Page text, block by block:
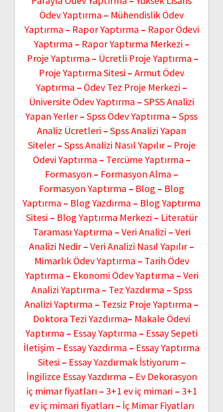
Ödev Yaptırma – Mühendislik Ödev
Yaptırma – Rapor Yaptırma – Rapor Ödevi
Yaptırma – Rapor Yaptırma Merkezi –
Proje Yaptırma – Ücretli Proje Yaptırma –
Proje Yaptırma Sitesi – Armut Ödev
Yaptırma – Ödev Tez Proje Merkezi –
Üniversite Ödev Yaptırma – SPSS Analizi
Yapan Yerler– Spss Ödev Yaptırma – Spss
Analiz Ücretleri – Spss Analizi Yapan
Siteler– Spss Analizi Nasıl Yapılır– Proje
Ödevi Yaptırma – Tercüme Yaptırma –
Formasyon – Formasyon Alma –
Formasyon Yaptırma – Blog – Blog
Yaptırma – Blog Yazdırma – Blog Yaptırma
Sitesi – Blog Yaptırma Merkezi – Literatür
Taraması Yaptırma – Veri Analizi – Veri
Analizi Nedir– Veri Analizi Nasıl Yapılır–
Mimarlık Ödev Yaptırma – Tarih Ödev
Yaptırma – Ekonomi Ödev Yaptırma – Veri
Analizi Yaptırma – Tez Yazdırma – Spss
Analizi Yaptırma – Tezsiz Proje Yaptırma –
Doktora Tezi Yazdırma– Makale Ödevi
Yaptırma – Essay Yaptırma – Essay Sepeti
İletişim – Essay Yazdırma – Essay Yaptırma
Sitesi – Essay Yazdırmak İstiyorum –
İngilizce Essay Yazdırma – Ev Dekorasyon
iç mimar fiyatları – 3+1 ev iç mimari – 3+1
ev iç mimari fiyatları – İç Mimar Fiyatları